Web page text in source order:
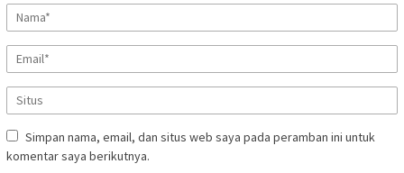
Simpan nama, email, dan situs web saya pada peramban ini untuk
komentar saya berikutnya.